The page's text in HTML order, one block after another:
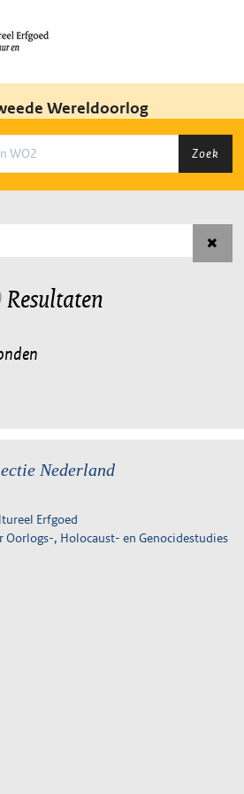
Wereldoorlog
Zoek
Resultaten
Nederland
Erfgoed
, Holocaust- en Genocidestudies